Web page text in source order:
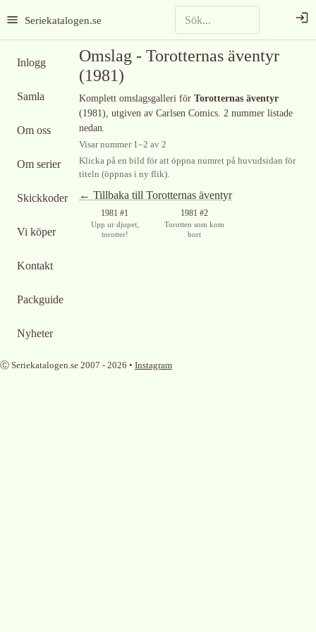
Seriekatalogen.se
Inlogg
Samla
Om oss
Om serier
Skickkoder
Vi köper
Kontakt
Packguide
Nyheter
Omslag - Torotternas äventyr
(1981)
Komplett omslagsgalleri för Torotternas äventyr
(1981), utgiven av Carlsen Comics. 2 nummer listade
nedan.
Visar nummer 1–2 av 2
Klicka på en bild för att öppna numret på huvudsidan för
titeln (öppnas i ny flik).
← Tillbaka till Torotternas äventyr
1981 #1
Upp ur djupet,
torotter!
1981 #2
Torotten som kom
bort
Ⓒ Seriekatalogen.se 2007 - 2026 • Instagram